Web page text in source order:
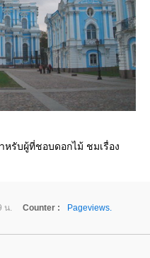
รับผู้ที่ชอบดอกไม้ ชมเรื่อง
น. Counter :
Pageviews.